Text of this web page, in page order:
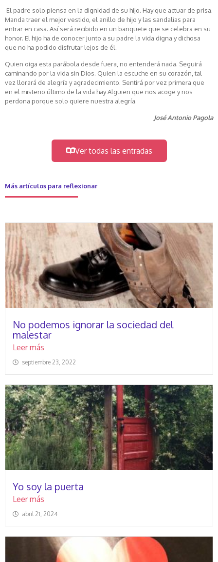
Más artículos para reflexionar
No podemos ignorar la sociedad del
malestar
Leer más
septiembre 23, 2022
Yo soy la puerta
Leer más
abril 21, 2024
El padre solo piensa en la dignidad de su hijo. Hay que actuar de prisa.
Manda traer el mejor vestido, el anillo de hijo y las sandalias para
entrar en casa. Así será recibido en un banquete que se celebra en su
honor. El hijo ha de conocer junto a su padre la vida digna y dichosa
que no ha podido disfrutar lejos de él.
Quien oiga esta parábola desde fuera, no entenderá nada. Seguirá
caminando por la vida sin Dios. Quien la escuche en su corazón, tal
vez llorará de alegría y agradecimiento. Sentirá por vez primera que
en el misterio último de la vida hay Alguien que nos acoge y nos
perdona porque solo quiere nuestra alegría.
José Antonio Pagola
Ver todas las entradas